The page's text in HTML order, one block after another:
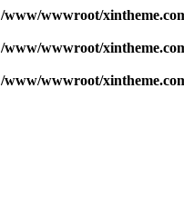
/www/wwwroot/
/www/wwwroot/
/www/wwwroot/